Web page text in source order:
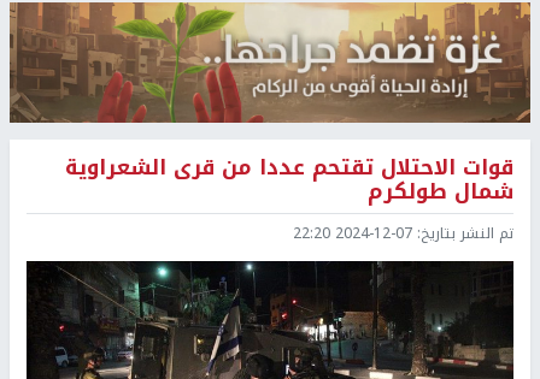
قوات الاحتلال تقتحم عددا من قرى الشعراوية
شمال طولكرم
تم النشر بتاريخ: 2024-12-07 22:20